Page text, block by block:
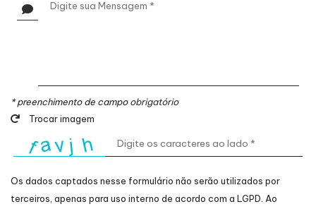
* preenchimento de campoobrigatório
Trocar imagem
Os dados captados nesse formulário não serão utilizados por
terceiros, apenas para uso interno de acordo com a LGPD . Ao